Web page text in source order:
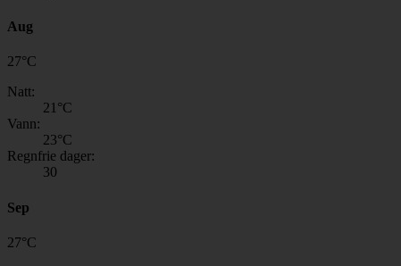
Aug
27°C
Natt:
21 °C
Vann:
23°C
Regnfrie dager:
30
Sep
27°C